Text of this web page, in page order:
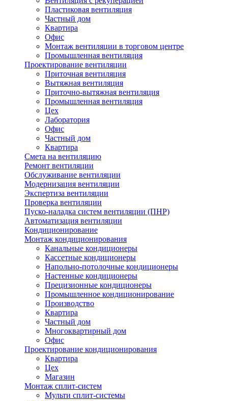
Пластиковая вентиляция
Частный дом
Квартира
Офис
Монтаж вентиляции в торговом центре
Промышленная вентиляция
Проектирование вентиляции
Приточная вентиляция
Вытяжная вентиляция
Приточно-вытяжная вентиляция
Промышленная вентиляция
Цех
Лаборатория
Офис
Частный дом
Квартира
Смета на вентиляцию
Ремонт вентиляции
Обслуживание вентиляции
Модернизация вентиляции
Экспертиза вентиляции
Проверка вентиляции
Пуско-наладка систем вентиляции (ПНР)
Автоматизация вентиляции
Кондиционирование
Монтаж кондиционирования
Канальные кондиционеры
Кассетные кондиционеры
Напольно-потолочные кондиционеры
Настенные кондиционеры
Прецизионные кондиционеры
Промышленное кондиционирование
Производство
Квартира
Частный дом
Многоквартирный дом
Офис
Проектирование кондиционирования
Квартира
Цех
Магазин
Монтаж сплит-систем
Мульти сплит-системы